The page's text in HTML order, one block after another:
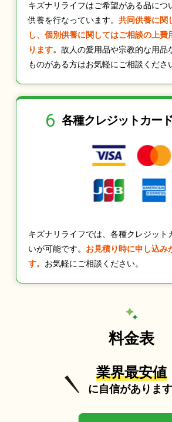
キズナリライフはご希望がある品につ
供養を行なっています。 共同供養に関
し、個別供養に関してはご相談の上費
ります。 故人の愛用品や宗教的な用品
ものがある方はお気軽にご相談くださ
6 各種クレジットカー
キズナリライフでは、各種クレジット
いが可能です。 お見積り時に申し込み
す。 お気軽にご相談ください。
料金表
業界最安値
に自信がありま